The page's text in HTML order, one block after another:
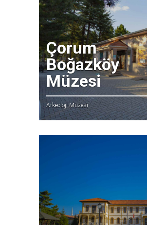
Çorum
Boğazköy
Müzesi
Arkeoloji Müzesi